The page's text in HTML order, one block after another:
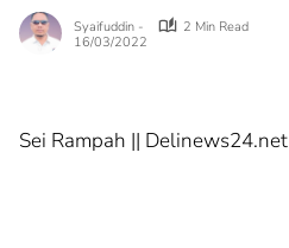
Syaifuddin -
2 Min Read
16/03/2022
Sei Rampah || Delinews24.net